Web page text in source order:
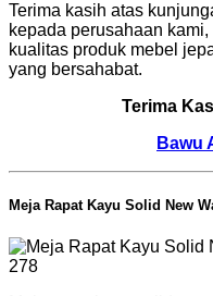
Terima kasih atas
kepada perusahaan
kualitas produk mebel
yang bersahabat.
Terima
Bawu
Meja Rapat Kayu Solid New